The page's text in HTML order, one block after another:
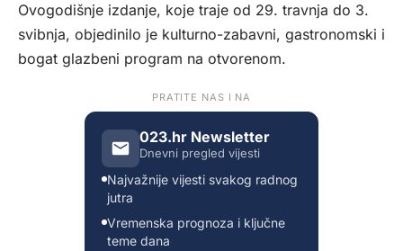
Ovogodišnje izdanje, koje traje od 29. travnja do 3.
svibnja, objedinilo je kulturno-zabavni, gastronomski i
bogat glazbeni program na otvorenom.
PRATITE NAS I NA
023.hr Newsletter
Dnevni pregled vijesti
Najvažnije vijesti svakog radnog
jutra
Vremenska prognoza i ključne
teme dana